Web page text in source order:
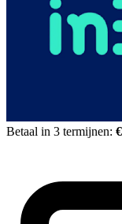
Betaal in 3 termijnen: